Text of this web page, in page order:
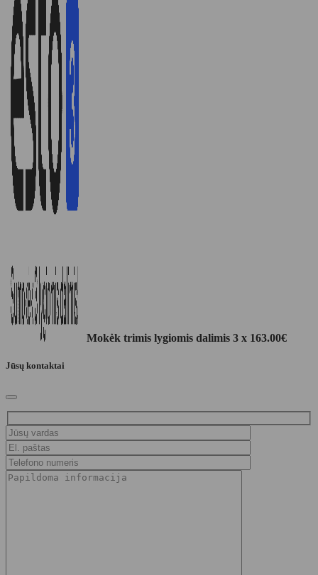
Mokėk trimis lygiomis dalimis 3 x 163.00€
Jūsų kontaktai